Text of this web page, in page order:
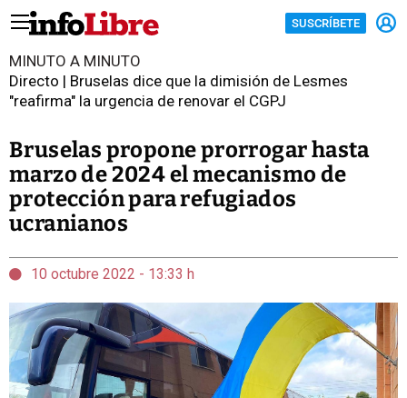
SUSCRÍBETE
MINUTO A MINUTO
Directo | Bruselas dice que la dimisión de Lesmes
"reafirma" la urgencia de renovar el CGPJ
Bruselas propone prorrogar hasta
marzo de 2024 el mecanismo de
protección para refugiados
ucranianos
10 octubre 2022 - 13:33 h